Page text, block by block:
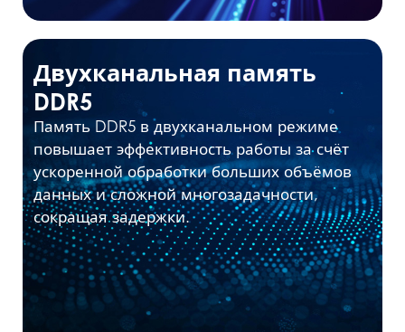
Двухканальная память
DDR5
Память DDR5 в двухканальном режиме
повышает эффективность работы за счёт
ускоренной обработки больших объёмов
данных и сложной многозадачности,
сокращая задержки.